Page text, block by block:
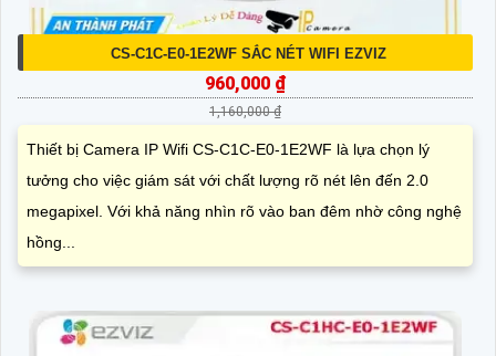
CS-C1C-E0-1E2WF SẮC NÉT WIFI EZVIZ
960,000 ₫
1,160,000 ₫
Thiết bị Camera IP Wifi CS-C1C-E0-1E2WF là lựa chọn lý
tưởng cho việc giám sát với chất lượng rõ nét lên đến 2.0
megapixel. Với khả năng nhìn rõ vào ban đêm nhờ công nghệ
hồng...